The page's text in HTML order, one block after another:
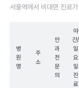
서울역에서 비대면 진료
병
원
명
주
소
안
과
전
문
의
야
간/
일
요
일
진
료